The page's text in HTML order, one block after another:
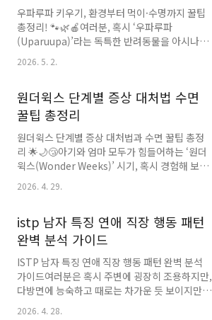
우파루파 키우기, 환경부터 먹이·수명까지 꿀팁
총정리! 🐾🌿🍎여러분, 혹시 ‘우파루파
(Uparuupa)’라는 독특한 반려동물을 아시나
요? 🤔 작고 귀여운 외모와 독특한 생명력으로 많
은 사람들이 관심을 가지는 소동물 중 하나인데
야 하는지, 무슨 먹이를 줘야 하는지, 그리고 사육
할 때 꼭 알아야 할 수명과 관리 꿀팁 등이 궁금하
실 거예요. 이번 글에서는 우파루파 키우기의 모
든 걸 100% 쉽게 정리해 드릴게요! 🌈🐹🎯🤔 우
파루파란 무엇일까? 귀엽지만 까다로운 친구!우
파루파는 주로 열대 혹은 아열대 지역이 원산지
인 작은 설치류입니다. 비슷한 소형 애완동물인
기를..
2026. 5. 2.
원더윅스 단계별 증상 대처법 수면
꿀팁 총정리
원더윅스 단계별 증상 대처법과 수면 꿀팁 총정
리 🌟🌙😴아기와 엄마 모두가 힘들어하는 ‘원더
윅스(Wonder Weeks)’ 시기, 혹시 경험해 보셨
나요? 🤔 신생아부터 2세까지 성장통처럼 찾아
오는 변화의 시기인 원더윅스는 아기의 발달 단
기로 알려져 있어요. 이때 아기가 평소와 달리 짜
증을 내거나, 잠을 설치거나, 먹기 어려워하는 모
습을 보며 부모님들은 당황하기 마련이죠.오늘은
이런 원더윅스의 각 단계별 주요 증상과 효과적
인 대처법, 더불어 아기의 수면을 도와주는 꿀팁
까지 🌈 풍부하게 소개해 드릴게요! 엄마 아빠가
조금만 더 이해하고 준비하면 이 시기를 훨씬 편
2026. 4. 29.
istp 남자 특징 연애 직장 행동 패턴
완벽 분석 가이드
ISTP 남자 특징 연애 직장 행동 패턴 완벽 분석
가이드여러분은 혹시 주변에 굉장히 조용하지만,
다방면에 능숙하고 때로는 차가운 듯 보이지만
또 알고 보면 속 깊고 매력적인 ISTP 남성들을 만
2026. 4. 28.